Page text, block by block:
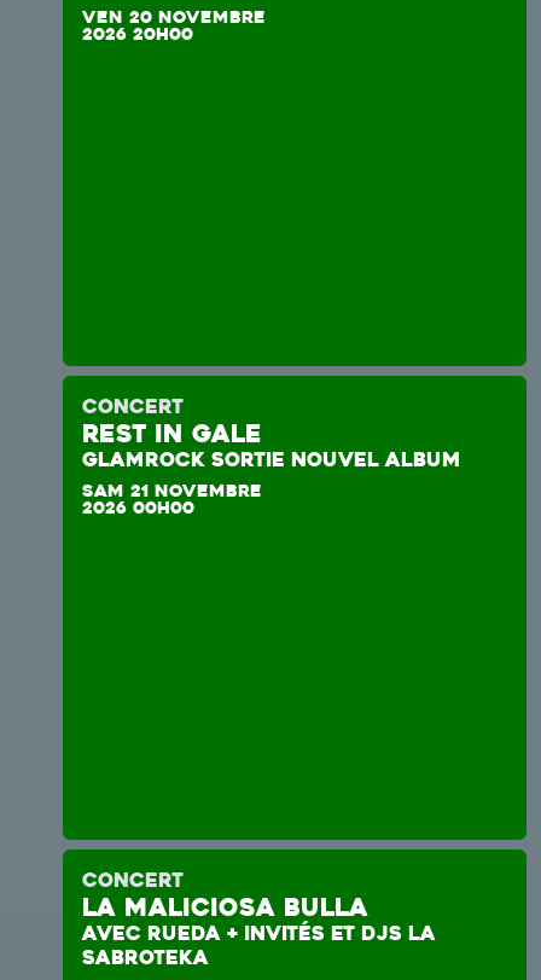
VEN 20 NOVEMBRE
2026 20H00
CONCERT
REST IN GALE
GLAMROCK SORTIE NOUVEL ALBUM
SAM 21 NOVEMBRE
2026 00H00
CONCERT
La Maliciosa Bulla
AVEC RUEDA + INVITÉS ET DJS LA
SABROTEKA
Adhésion 2026